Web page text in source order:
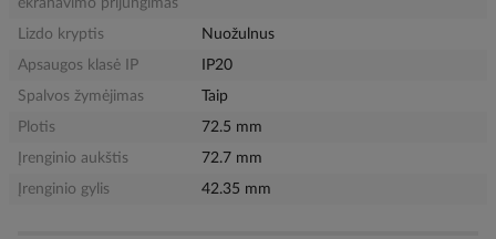
ekranavimo prijungimas
Lizdo kryptis
Nuožulnus
Apsaugos klasė IP
IP20
Spalvos žymėjimas
Taip
Plotis
72.5 mm
Įrenginio aukštis
72.7 mm
Įrenginio gylis
42.35 mm